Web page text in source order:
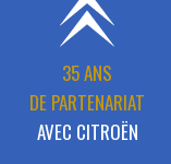
35 ANS
DE PARTENARIAT
AVEC CITROËN